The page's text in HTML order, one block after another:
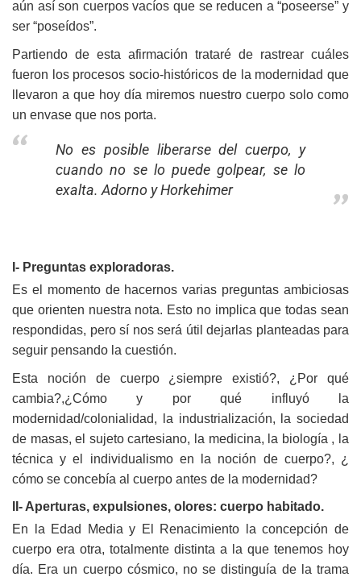
aún así son cuerpos vacíos que se reducen a “poseerse” y
ser “poseídos”.
Partiendo de esta afirmación trataré de rastrear cuáles
fueron los procesos socio-históricos de la modernidad que
llevaron a que hoy día miremos nuestro cuerpo solo como
un envase que nos porta.
No es posible liberarse del cuerpo, y
cuando no se lo puede golpear, se lo
exalta. Adorno y Horkehimer
I- Preguntas exploradoras.
Es el momento de hacernos varias preguntas ambiciosas
que orienten nuestra nota. Esto no implica que todas sean
respondidas, pero sí nos será útil dejarlas planteadas para
seguir pensando la cuestión.
Esta noción de cuerpo ¿siempre existió?, ¿Por qué
cambia?,¿Cómo y por qué influyó la
modernidad/colonialidad, la industrialización, la sociedad
de masas, el sujeto cartesiano, la medicina, la biología , la
técnica y el individualismo en la noción de cuerpo?, ¿
cómo se concebía al cuerpo antes de la modernidad?
II- Aperturas, expulsiones, olores: cuerpo habitado.
En la Edad Media y El Renacimiento la concepción de
cuerpo era otra, totalmente distinta a la que tenemos hoy
día. Era un cuerpo cósmico, no se distinguía de la trama